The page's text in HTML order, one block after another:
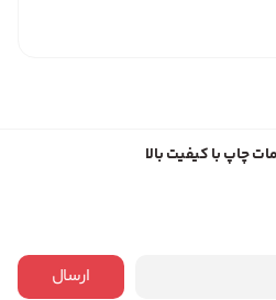
چاپ با کیفیت بالا
ارسال